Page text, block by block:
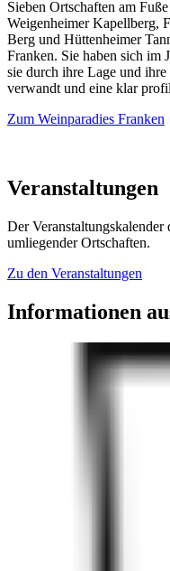
Sieben Ortschaften am
Weigenheimer Kapellberg,
Berg und Hüttenheimer
Franken. Sie haben sich im
sie durch ihre Lage und
verwandt und eine klar
Zum Weinparadies Franken
Veranstaltungen
Der Veranstaltungskalender
umliegender Ortschaften.
Zu den Veranstaltungen
Informationen